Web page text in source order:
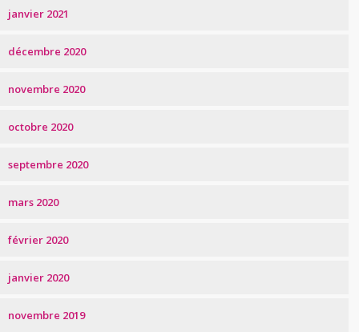
janvier 2021
décembre 2020
novembre 2020
octobre 2020
septembre 2020
mars 2020
février 2020
janvier 2020
novembre 2019